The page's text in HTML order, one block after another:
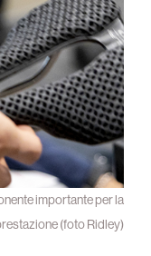
importante per la
(foto Ridley)